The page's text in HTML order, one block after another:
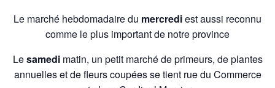
Le marché hebdomadaire du mercrediest aussi reconnu
comme le plus important de notre province
Lesamedimatin, un petit marché de primeurs, de plantes
annuelles et de fleurs coupées se tient rue du Commerce